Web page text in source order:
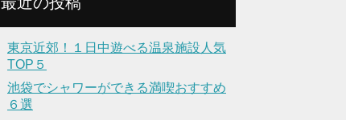
東京近郊！１日中遊べる温泉施設人気
TOP５
池袋でシャワーができる満喫おすすめ
６選